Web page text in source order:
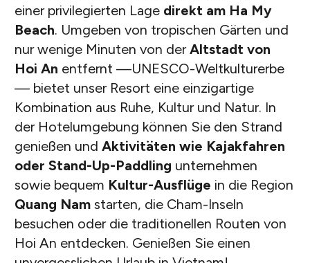
einer privilegierten Lage direkt am Ha My
Beach. Umgeben von tropischen Gärten und
nur wenige Minuten von derAltstadt von
Hoi An entfernt —UNESCO-Weltkulturerbe
— bietet unser Resort eine einzigartige
Kombination aus Ruhe, Kultur und Natur. In
der Hotelumgebung können Sie den Strand
genießen und Aktivitäten wie Kajakfahren
oder Stand-Up-Paddling unternehmen
sowie bequem Kultur-Ausflüge in die Region
Quang Namstarten, die Cham-Inseln
besuchen oder die traditionellen Routen von
Hoi An entdecken. Genießen Sie einen